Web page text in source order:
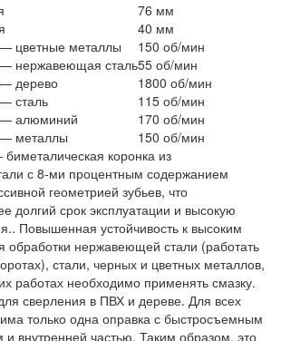
76 мм
40 мм
цветные металлы
150 об/мин
— нержавеющая сталь55 об/мин
— дерево
1800 об/мин
сталь
115 об/мин
— алюминий
170 об/мин
— металлы
150 об/мин
коронка из
с 8-ми процентным содержанием
геометрией зубьев, что
долгий срок эксплуатации и высокую
Повышенная устойчивость к высоким
обработки нержавеющей стали (работать
стали, черных и цветных металлов,
работах необходимо применять смазку.
сверления в ПВХ и дереве. Для всех
только одна оправка с быстросъемным
внутренней частью. Таким образом, это